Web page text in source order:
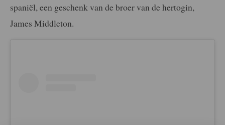
spaniël, een geschenk van de broer van de hertogin,
James Middleton.